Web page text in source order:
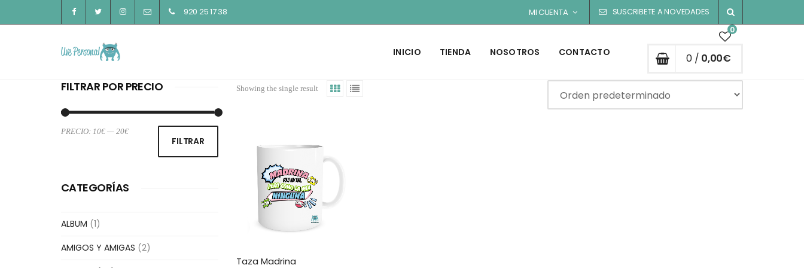
920 25 17 38 MI CUENTA SUSCRIBETE A NOVEDADES
INICIO TIENDA NOSOTROS CONTACTO
0
0 / 0,00€
Showing the single result
Taza Madrina
FILTRAR POR PRECIO
mínimo
máximo
FILTRAR
PRECIO: 10€ — 20€
CATEGORÍAS
ALBUM (1)
AMIGOS Y AMIGAS (2)